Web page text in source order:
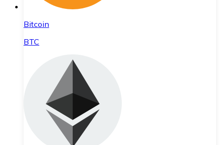
Bitcoin
BTC